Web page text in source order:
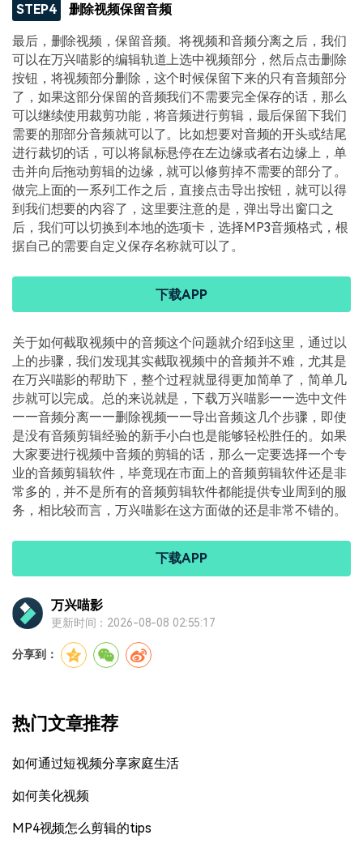
STEP4 删除视频保留音频
最后，删除视频，保留音频。将视频和音频分离之后，我们
可以在万兴喵影的编辑轨道上选中视频部分，然后点击删除
按钮，将视频部分删除，这个时候保留下来的只有音频部分
了，如果这部分保留的音频我们不需要完全保存的话，那么
可以继续使用裁剪功能，将音频进行剪辑，最后保留下我们
需要的那部分音频就可以了。比如想要对音频的开头或结尾
进行裁切的话，可以将鼠标悬停在左边缘或者右边缘上，单
击并向后拖动剪辑的边缘，就可以修剪掉不需要的部分了。
做完上面的一系列工作之后，直接点击导出按钮，就可以得
到我们想要的内容了，这里要注意的是，弹出导出窗口之
后，我们可以切换到本地的选项卡，选择MP3音频格式，根
据自己的需要自定义保存名称就可以了。
下载APP
关于如何截取视频中的音频这个问题就介绍到这里，通过以
上的步骤，我们发现其实截取视频中的音频并不难，尤其是
在万兴喵影的帮助下，整个过程就显得更加简单了，简单几
步就可以完成。总的来说就是，下载万兴喵影——选中文件
——音频分离——删除视频——导出音频这几个步骤，即使
是没有音频剪辑经验的新手小白也是能够轻松胜任的。如果
大家要进行视频中音频的剪辑的话，那么一定要选择一个专
业的音频剪辑软件，毕竟现在市面上的音频剪辑软件还是非
常多的，并不是所有的音频剪辑软件都能提供专业周到的服
务，相比较而言，万兴喵影在这方面做的还是非常不错的。
下载APP
万兴喵影
更新时间：2026-08-08 02:55:17
分享到：
热门文章推荐
如何通过短视频分享家庭生活
如何美化视频
MP4视频怎么剪辑的tips